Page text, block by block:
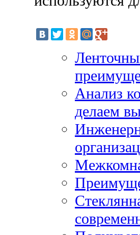
Анализ
делаем